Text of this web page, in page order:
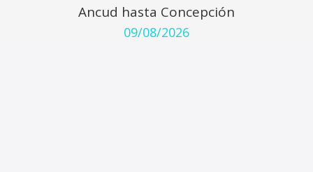
Ancud hasta Concepción
09/08/2026